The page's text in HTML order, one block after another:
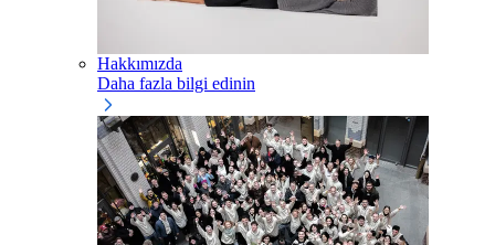
Hakkımızda
Daha fazla bilgi edinin